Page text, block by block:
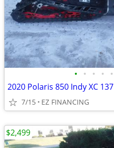
• • • • •
2020 Polaris 850 Indy XC 137
7/15 EZ FINANCING
$2,499